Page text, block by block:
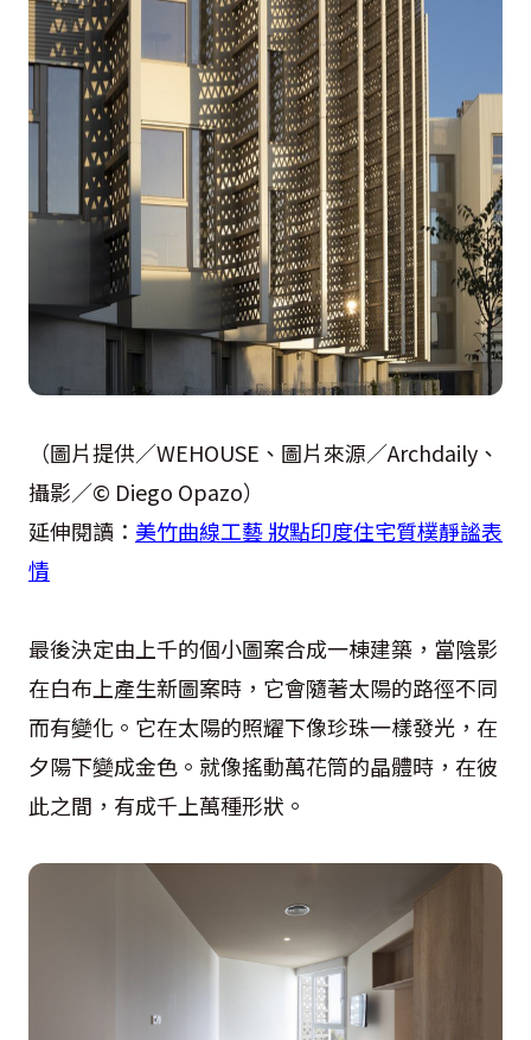
（圖片提供／WEHOUSE、圖片來源／Archdaily、
攝影／© Diego Opazo）
延伸閱讀： 美竹曲線工藝 妝點印度住宅質樸靜謐表
情
最後決定由上千的個小圖案合成一棟建築，當陰影
在白布上產生新圖案時，它會隨著太陽的路徑不同
而有變化。它在太陽的照耀下像珍珠一樣發光，在
夕陽下變成金色。就像搖動萬花筒的晶體時，在彼
此之間，有成千上萬種形狀。